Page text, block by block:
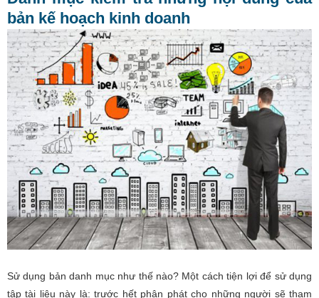
bản kế hoạch kinh doanh
Sử dụng bản danh mục như thế nào? Một cách tiện lợi để sử dụng
tập tài liệu này là: trước hết phân phát cho những người sẽ tham